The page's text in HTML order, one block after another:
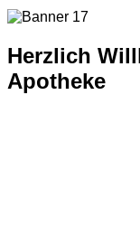
Herzlich
Apotheke